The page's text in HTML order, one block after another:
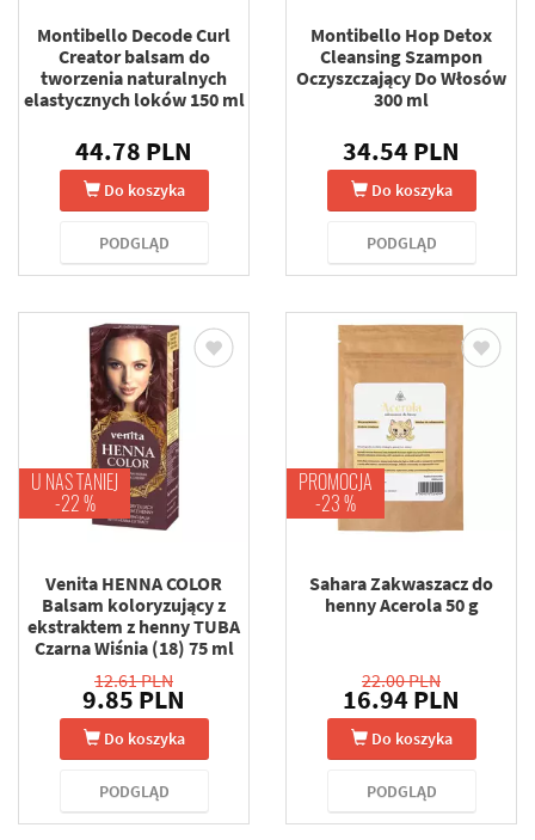
Montibello Decode Curl
Creator balsam do
tworzenia naturalnych
elastycznych loków 150 ml
44.78 PLN
Do koszyka
PODGLĄD
Montibello Hop Detox
Cleansing Szampon
Oczyszczający Do Włosów
300 ml
34.54 PLN
Do koszyka
PODGLĄD
U NAS TANIEJ
-22 %
Venita HENNA COLOR
Balsam koloryzujący z
ekstraktem z henny TUBA
Czarna Wiśnia (18) 75 ml
12.61 PLN
9.85 PLN
Do koszyka
PODGLĄD
PROMOCJA
-23 %
Sahara Zakwaszacz do
henny Acerola 50 g
22.00 PLN
16.94 PLN
Do koszyka
PODGLĄD